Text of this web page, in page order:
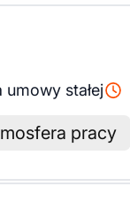
umowy stałej
pracy